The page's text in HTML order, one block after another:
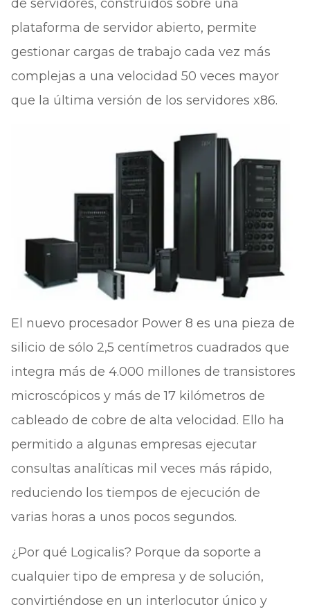
de servidores, construidos sobre una
plataforma de servidor abierto, permite
gestionar cargas de trabajo cada vez más
complejas a una velocidad 50 veces mayor
que la última versión de los servidores x86.
El nuevo procesador Power 8 es una pieza de
silicio de sólo 2,5 centímetros cuadrados que
integra más de 4.000 millones de transistores
microscópicos y más de 17 kilómetros de
cableado de cobre de alta velocidad. Ello ha
permitido a algunas empresas ejecutar
consultas analíticas mil veces más rápido,
reduciendo los tiempos de ejecución de
varias horas a unos pocos segundos.
¿Por qué Logicalis? Porque da soporte a
cualquier tipo de empresa y de solución,
convirtiéndose en un interlocutor único y